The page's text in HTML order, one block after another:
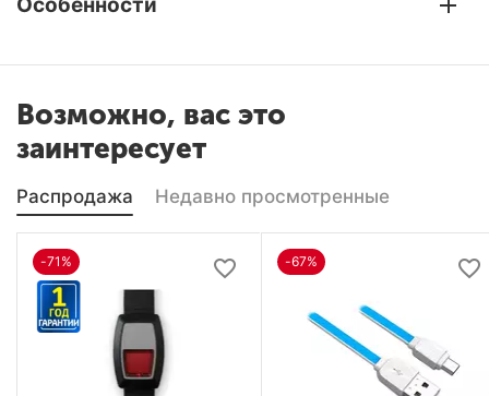
Возможно, вас это
заинтересует
Распродажа Недавно просмотренные
-71% -67%